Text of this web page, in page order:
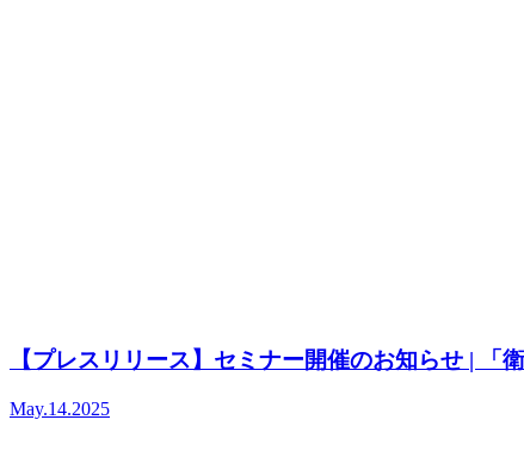
【プレスリリース】セミナー開催のお知らせ |
May.14.2025